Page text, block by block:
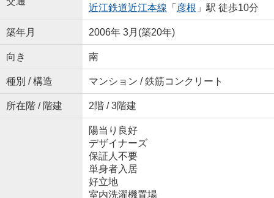
近江鉄道近江本線 「 彦根 」駅 徒歩10分
築年月 2006年 3月(築20年)
向き 南
種別 / 構造 マンション / 鉄筋コンクリート
所在階 / 階建 2階 / 3階建
陽当り良好
デザイナーズ
保証人不要
単身者入居
好立地
室内洗濯機置場